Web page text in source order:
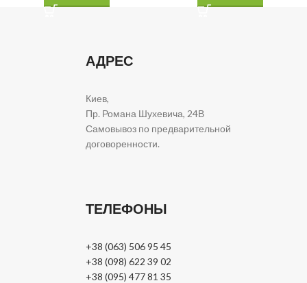
АДРЕС
Киев,
Пр. Романа Шухевича, 24В
Самовывоз по предварительной
договоренности.
ТЕЛЕФОНЫ
+38 (063) 506 95 45
+38 (098) 622 39 02
+38 (095) 477 81 35